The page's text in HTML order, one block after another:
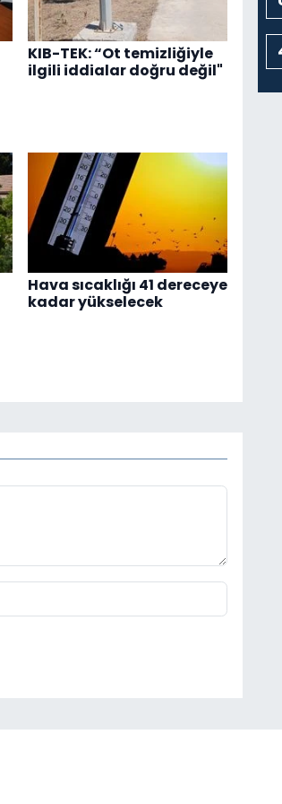
KIB-TEK: “Ot temizliğiyle
ilgili iddialar doğru değil"
Hava sıcaklığı 41 dereceye
kadar yükselecek